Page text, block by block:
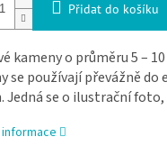
Přidat do košíku
kameny o průměru 5 –
se používají převážně do
Jedná se o ilustrační